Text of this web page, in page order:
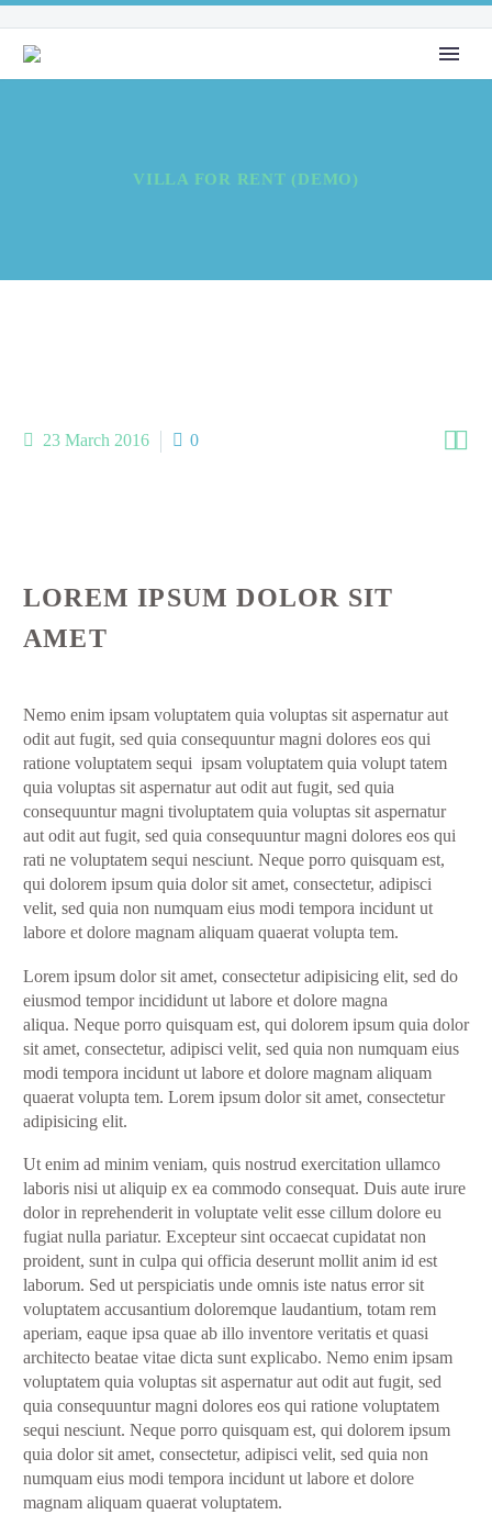
VILLA FOR RENT (DEMO)

23 March 2016 0
LOREM IPSUM DOLOR SIT
AMET
Nemo enim ipsam voluptatem quia voluptas sit aspernatur aut
odit aut fugit, sed quia consequuntur magni dolores eos qui
ratione voluptatem sequi ipsam voluptatem quia volupt tatem
quia voluptas sit aspernatur aut odit aut fugit, sed quia
consequuntur magni tivoluptatem quia voluptas sit aspernatur
aut odit aut fugit, sed quia consequuntur magni dolores eos qui
rati ne voluptatem sequi nesciunt. Neque porro quisquam est,
qui dolorem ipsum quia dolor sit amet, consectetur, adipisci
velit, sed quia non numquam eius modi tempora incidunt ut
labore et dolore magnam aliquam quaerat volupta tem.
Lorem ipsum dolor sit amet, consectetur adipisicing elit, sed do
eiusmod tempor incididunt ut labore et dolore magna
aliqua. Neque porro quisquam est, qui dolorem ipsum quia dolor
sit amet, consectetur, adipisci velit, sed quia non numquam eius
modi tempora incidunt ut labore et dolore magnam aliquam
quaerat volupta tem. Lorem ipsum dolor sit amet, consectetur
adipisicing elit.
Ut enim ad minim veniam, quis nostrud exercitation ullamco
laboris nisi ut aliquip ex ea commodo consequat. Duis aute irure
dolor in reprehenderit in voluptate velit esse cillum dolore eu
fugiat nulla pariatur. Excepteur sint occaecat cupidatat non
proident, sunt in culpa qui officia deserunt mollit anim id est
laborum. Sed ut perspiciatis unde omnis iste natus error sit
voluptatem accusantium doloremque laudantium, totam rem
aperiam, eaque ipsa quae ab illo inventore veritatis et quasi
architecto beatae vitae dicta sunt explicabo. Nemo enim ipsam
voluptatem quia voluptas sit aspernatur aut odit aut fugit, sed
quia consequuntur magni dolores eos qui ratione voluptatem
sequi nesciunt. Neque porro quisquam est, qui dolorem ipsum
quia dolor sit amet, consectetur, adipisci velit, sed quia non
numquam eius modi tempora incidunt ut labore et dolore
magnam aliquam quaerat voluptatem.